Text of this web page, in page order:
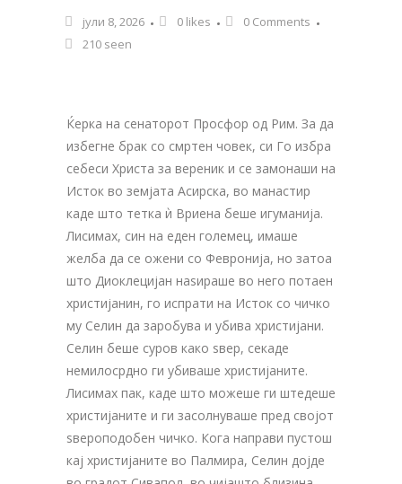
јули 8, 2026 0 likes
0 Comments
210 seen
Ќерка на сенаторот Просфор од Рим. За да
избегне брак со смртен човек, си Го избра
себеси Христа за вереник и се замонаши на
Исток во земјата Асирска, во манастир
каде што тетка ѝ Вриена беше игуманија.
Лисимах, син на еден големец, имаше
желба да се ожени со Февронија, но затоа
што Диоклецијан наѕираше во него потаен
христијанин, го испрати на Исток со чичко
му Селин да заробува и убива христијани.
Селин беше суров како ѕвер, секаде
немилосрдно ги убивашe христијаните.
Лисимах пак, каде што можеше ги штедеше
христијаните и ги засолнуваше пред својот
ѕвероподобен чичко. Кога направи пустош
кај христијаните во Палмира, Селин дојде